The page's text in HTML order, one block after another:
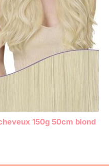
150g 50cm blond